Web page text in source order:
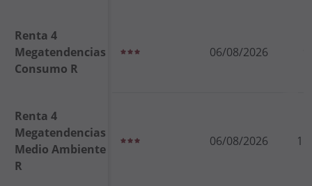
Renta 4
Megatendencias
Consumo R
06/08/2026
Renta 4
Megatendencias
Medio Ambiente
R
06/08/2026